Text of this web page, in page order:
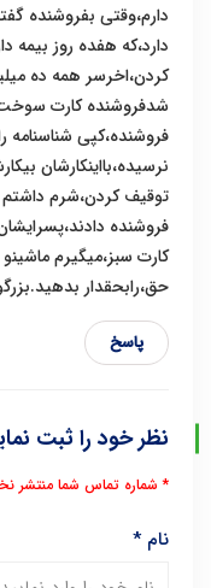
دارم،وقتی بفروشنده
دارد،که هفده روز بیمه
کردن،اخرسر همه ده
شدفروشنده کارت سوخت
فروشنده،کپی شناسنامه
نرسیده،بااینکارشان
توقیف کردن،شرم داشتم
فروشنده
کارت سبز،میگیرم ماشینو
حق،رابحقدار
پاسخ
نظر خود را ثبت
* شماره تماس شما منتشر
نام*